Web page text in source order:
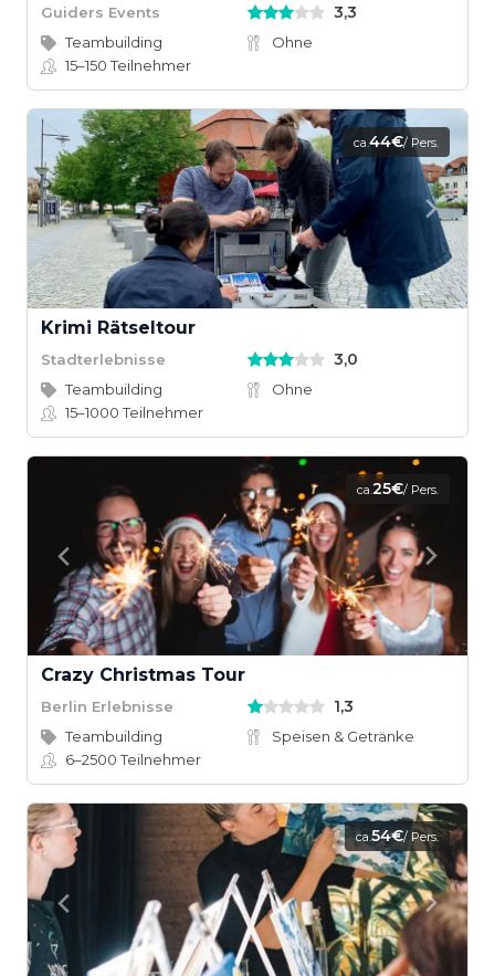
Guiders Events 3,3
Teambuilding
Ohne
15–150Teilnehmer
ca.44€/ Pers.
Krimi Rätseltour
Stadterlebnisse 3,0
Teambuilding
Ohne
15–1000Teilnehmer
ca.25€/ Pers.
Crazy Christmas Tour
Berlin Erlebnisse 1,3
Teambuilding
Speisen & Getränke
6–2500Teilnehmer
ca.54€/ Pers.